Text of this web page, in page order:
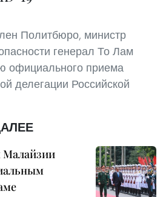
Политбюро, министр
генерал То Лам
официального приема
делегации Российской